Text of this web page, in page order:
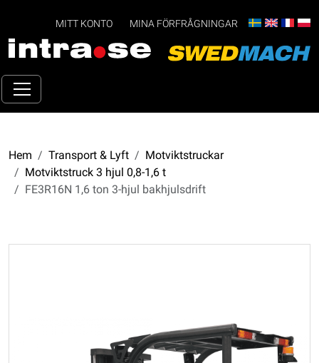
MITT KONTO MINA FÖRFRÅGNINGAR
Hem Transport & Lyft
Motviktstruckar
Motviktstruck 3 hjul 0,8-1,6 t
FE3R16N 1,6 ton 3-hjul bakhjulsdrift